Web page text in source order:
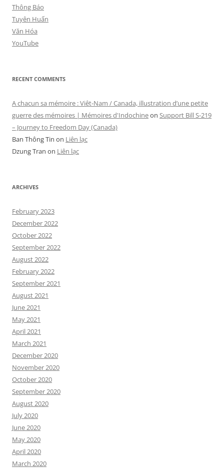
Thông Báo
Tuyên Huấn
Văn Hóa
YouTube
RECENT COMMENTS
A chacun sa mémoire : Viêt-Nam / Canada, illustration d’une petite
guerre des mémoires | Mémoires d'Indochineon Support Bill S-219
– Journey to Freedom Day (Canada)
Ban Thông Tin on Liên lạc
Dzung Tran on Liên lạc
ARCHIVES
February 2023
December 2022
October 2022
September 2022
August 2022
February 2022
September 2021
August 2021
June 2021
May 2021
April 2021
March 2021
December 2020
November 2020
October 2020
September 2020
August 2020
July 2020
June 2020
May 2020
April 2020
March 2020